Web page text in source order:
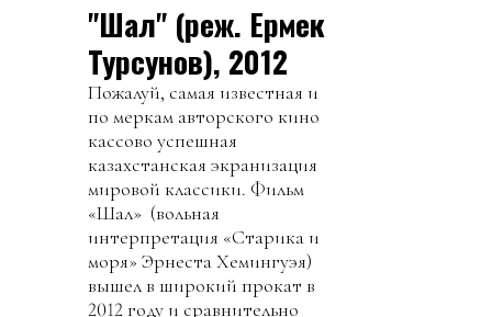
"Шал" (реж. Ермек
Турсунов), 2012
Пожалуй, самая известная и
по меркам авторского кино
кассово успешная
казахстанская экранизация
мировой классики. Фильм
«Шал» (вольная
интерпретация «Старика и
моря» Эрнеста Хемингуэя)
вышел в широкий прокат в
2012 году и сравнительно